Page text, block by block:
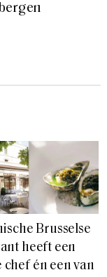
Brusselse
heeft een
chef én een van